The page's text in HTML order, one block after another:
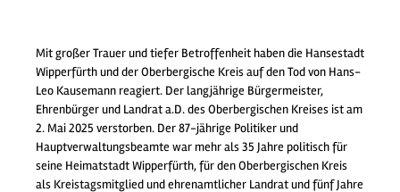
Mit großer Trauer und tiefer Betroffenheit haben die Hansestadt
Wipperfürth und der Oberbergische Kreis auf den Tod von Hans-
Leo Kausemann reagiert. Der langjährige Bürgermeister,
Ehrenbürger und Landrat a.D. des Oberbergischen Kreises ist am
2. Mai 2025 verstorben. Der 87-jährige Politiker und
Hauptverwaltungsbeamte war mehr als 35 Jahre politisch für
seine Heimatstadt Wipperfürth, für den Oberbergischen Kreis
als Kreistagsmitglied und ehrenamtlicher Landrat und fünf Jahre